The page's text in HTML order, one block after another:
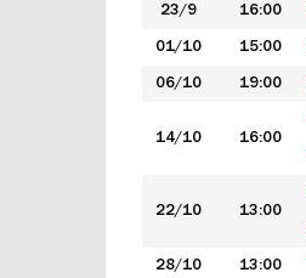
23/9 16:00
01/10 15:00
06/10 19:00
14/10 16:00
22/10 13:00
28/10 13:00